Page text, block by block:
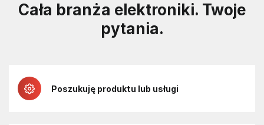
Cała branża elektroniki. Twoje
pytania.
Poszukuję produktu lub usługi